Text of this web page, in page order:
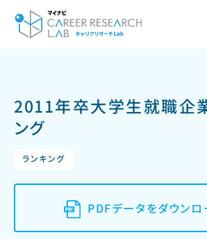
2011年卒大学生就職企
ング
ランキング
PDFデータをダウンロ